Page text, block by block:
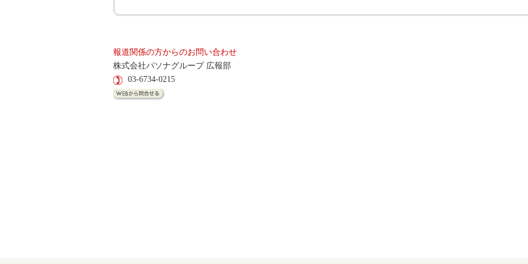
報道関係の方からのお問い合わせ
株式会社パソナグループ 広報部
03-6734-0215